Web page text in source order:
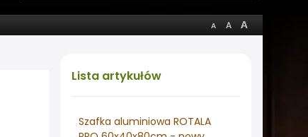
Lista artykułów
Szafka aluminiowa ROTALA